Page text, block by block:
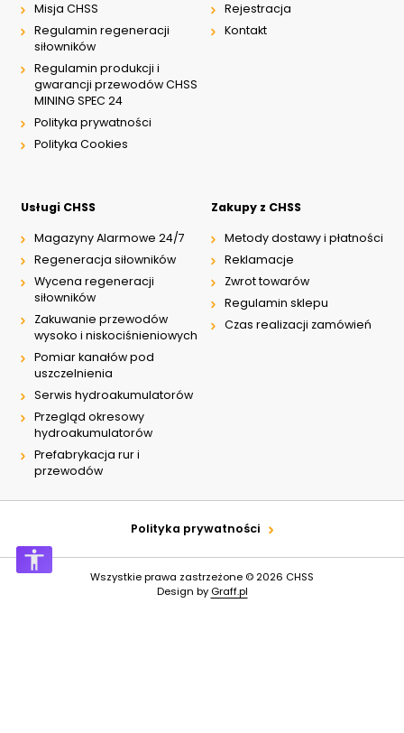
Misja CHSS
Regulamin regeneracji
siłowników
Regulamin produkcji i
gwarancji przewodów CHSS
MINING SPEC 24
Polityka prywatności
Polityka Cookies
Rejestracja
Kontakt
Usługi CHSS
Magazyny Alarmowe 24/7
Regeneracja siłowników
Wycena regeneracji
siłowników
Zakuwanie przewodów
wysoko i niskociśnieniowych
Pomiar kanałów pod
uszczelnienia
Serwis hydroakumulatorów
Przegląd okresowy
hydroakumulatorów
Prefabrykacja rur i
przewodów
Zakupy z CHSS
Metody dostawy i płatności
Reklamacje
Zwrot towarów
Regulamin sklepu
Czas realizacji zamówień
Polityka prywatności
Wszystkie prawa zastrzeżone © 2026 CHSS
Design by Graff.pl